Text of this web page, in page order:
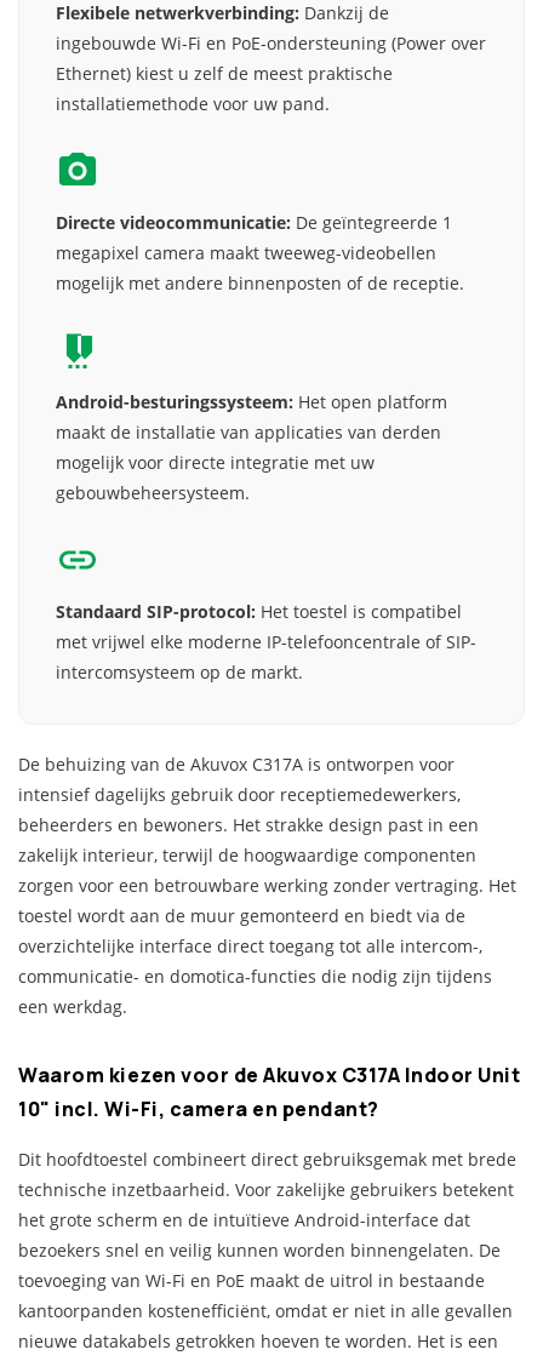
Flexibele netwerkverbinding: Dankzij de
ingebouwde Wi-Fi en PoE-ondersteuning (Power over
Ethernet) kiest u zelf de meest praktische
installatiemethode voor uw pand.
Directe videocommunicatie: De geïntegreerde 1
megapixel camera maakt tweeweg-videobellen
mogelijk met andere binnenposten of de receptie.
Android-besturingssysteem: Het open platform
maakt de installatie van applicaties van derden
mogelijk voor directe integratie met uw
gebouwbeheersysteem.
Standaard SIP-protocol: Het toestel is compatibel
met vrijwel elke moderne IP-telefooncentrale of SIP-
intercomsysteem op de markt.
De behuizing van de Akuvox C317A is ontworpen voor
intensief dagelijks gebruik door receptiemedewerkers,
beheerders en bewoners. Het strakke design past in een
zakelijk interieur, terwijl de hoogwaardige componenten
zorgen voor een betrouwbare werking zonder vertraging. Het
toestel wordt aan de muur gemonteerd en biedt via de
overzichtelijke interface direct toegang tot alle intercom-,
communicatie- en domotica-functies die nodig zijn tijdens
een werkdag.
Waarom kiezen voor de Akuvox C317A Indoor Unit
10" incl. Wi-Fi, camera en pendant?
Dit hoofdtoestel combineert direct gebruiksgemak met brede
technische inzetbaarheid. Voor zakelijke gebruikers betekent
het grote scherm en de intuïtieve Android-interface dat
bezoekers snel en veilig kunnen worden binnengelaten. De
toevoeging van Wi-Fi en PoE maakt de uitrol in bestaande
kantoorpanden kostenefficiënt, omdat er niet in alle gevallen
nieuwe datakabels getrokken hoeven te worden. Het is een